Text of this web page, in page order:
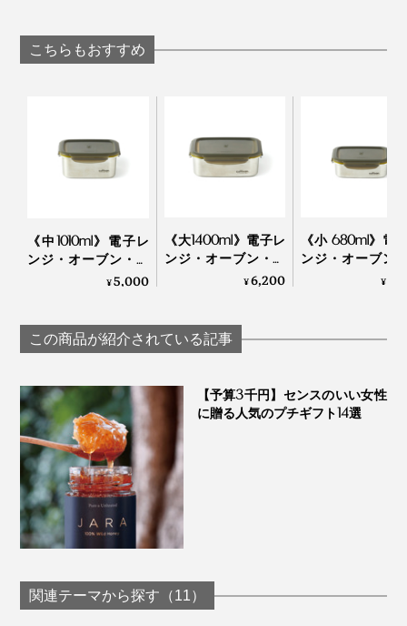
ポリプロピレン製で、BPA（プラスチック製品に使わ
れ、人体への影響があると指摘されている物質）は使用
していません。
作っているのは、プラスティック製品で定評のあるオラ
デザインが、世界中で愛され続けています。
器の組み合わせがすぐに判別できて便利。
がついたりしにくく、長持ち。結果、コスパは高いと思
います。
ン、触り心地、開け閉めの感触。トータルな美しさが、
毎日のご飯の仕度を快適にしてくれます！
こちらもおすすめ
《中1010ml》電子レ
ンジ・オーブン・冷
凍・食洗機OK、調理
イッティサン
¥5,000
《大1400ml》電子レ
ンジ・オーブン・冷
凍・食洗機OK、調理
イッティサン
¥6,200
《小 680ml》電
ンジ・オーブン
凍・食洗機OK、
¥
この商品が紹介されている記事
【予算3千円】センスのいい女性
に贈る人気のプチギフト14選
関連テーマから探す（11）